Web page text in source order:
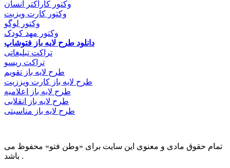
وکتور کاراکتر انسان
وکتور کارت ویزیت
وکتور لوگو
وکتور مهد کودک
دانلود طرح لایه باز فتوشاپ
تراکت تبلیغاتی
تراکت ریسو
طرح لایه باز تقویم
طرح لایه باز کارت ویززیت
طرح لایه باز اعلامیه
طرح لایه باز انقلابی
طرح لایه باز مناسبتی
تمام حقوق مادی و معنوی این سایت برای «وطن فتو» محفوظ می
باشد .